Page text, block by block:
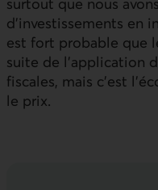
d’investissements en
est fort probable que
suite de l’application
fiscales, mais c’est
le prix.